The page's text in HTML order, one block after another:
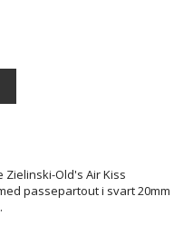
Old's Air Kiss
passepartout i svart 20mm